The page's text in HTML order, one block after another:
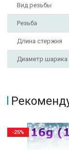
Вид резьбы
Резьба
Длина стержня
Диаметр шарика
-25%